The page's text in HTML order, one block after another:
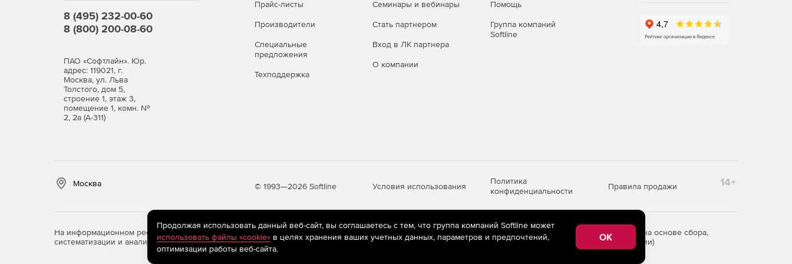
8 (495) 232-00-60
8 (800) 200-08-60
ПАО «Софтлайн». Юр.
адрес: 119021, г.
Москва, ул. Льва
Толстого, дом 5,
строение 1, этаж 3,
помещение 1, комн. №
2, 2а (А-311)
Прайс-листы
Производители
Специальные
предложения
Техподдержка
Семинары и вебинары
Стать партнером
Вход в ЛК партнера
О компании
Помощь
Группа компаний
Softline
Москва © 1993—2026 Softline Условия использования
Политика
конфиденциальности
Правила продажи 14+
На информационном ресурсе store.softline.ru применяются рекомендательные технологии
(информационные технологии предоставления информации на основе сбора,
систематизации и анализа сведений, относящихся к предпочтениям пользователей сети «Интернет», находящихся на территории Российской Федерации)
Продолжая использовать данный веб-сайт, вы соглашаетесь с тем, что группа компаний Softline может
использовать файлы «cookie»в целях хранения ваших учетных данных, параметров и предпочтений,
оптимизации работы веб-сайта.
OK